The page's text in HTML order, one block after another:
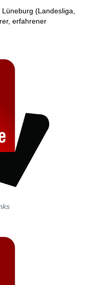
(Landesliga,
erfahrener